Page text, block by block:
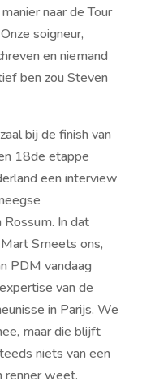
naar de Tour
soigneur,
en niemand
ben zou Steven
bij de finish van
18de etappe
een interview
In dat
Smeets ons,
PDM vandaag
van de
in Parijs. We
maar die blijft
niets van een
renner weet.